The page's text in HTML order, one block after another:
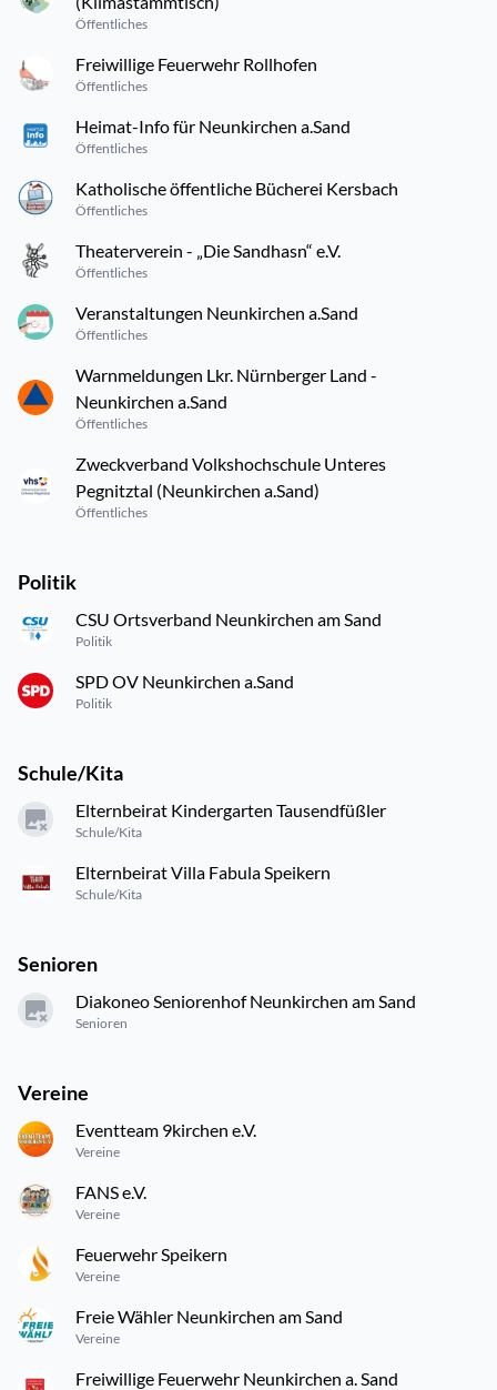
Öffentliches
Freiwillige Feuerwehr Rollhofen
Öffentliches
Heimat-Info für Neunkirchen a.Sand
Öffentliches
Katholische öffentliche Bücherei Kersbach
Öffentliches
Theaterverein - „Die Sandhasn“ e.V.
Öffentliches
Veranstaltungen Neunkirchen a.Sand
Öffentliches
Warnmeldungen Lkr. Nürnberger Land -
Neunkirchen a.Sand
Öffentliches
Zweckverband Volkshochschule Unteres
Pegnitztal (Neunkirchen a.Sand)
Öffentliches
Politik
CSU Ortsverband Neunkirchen am Sand
Politik
SPD OV Neunkirchen a.Sand
Politik
Schule/Kita
Elternbeirat Kindergarten Tausendfüßler
Schule/Kita
Elternbeirat Villa Fabula Speikern
Schule/Kita
Senioren
Diakoneo Seniorenhof Neunkirchen am Sand
Senioren
Vereine
Eventteam 9kirchen e.V.
Vereine
FANS e.V.
Vereine
Feuerwehr Speikern
Vereine
Freie Wähler Neunkirchen am Sand
Vereine
Freiwillige Feuerwehr Neunkirchen a. Sand